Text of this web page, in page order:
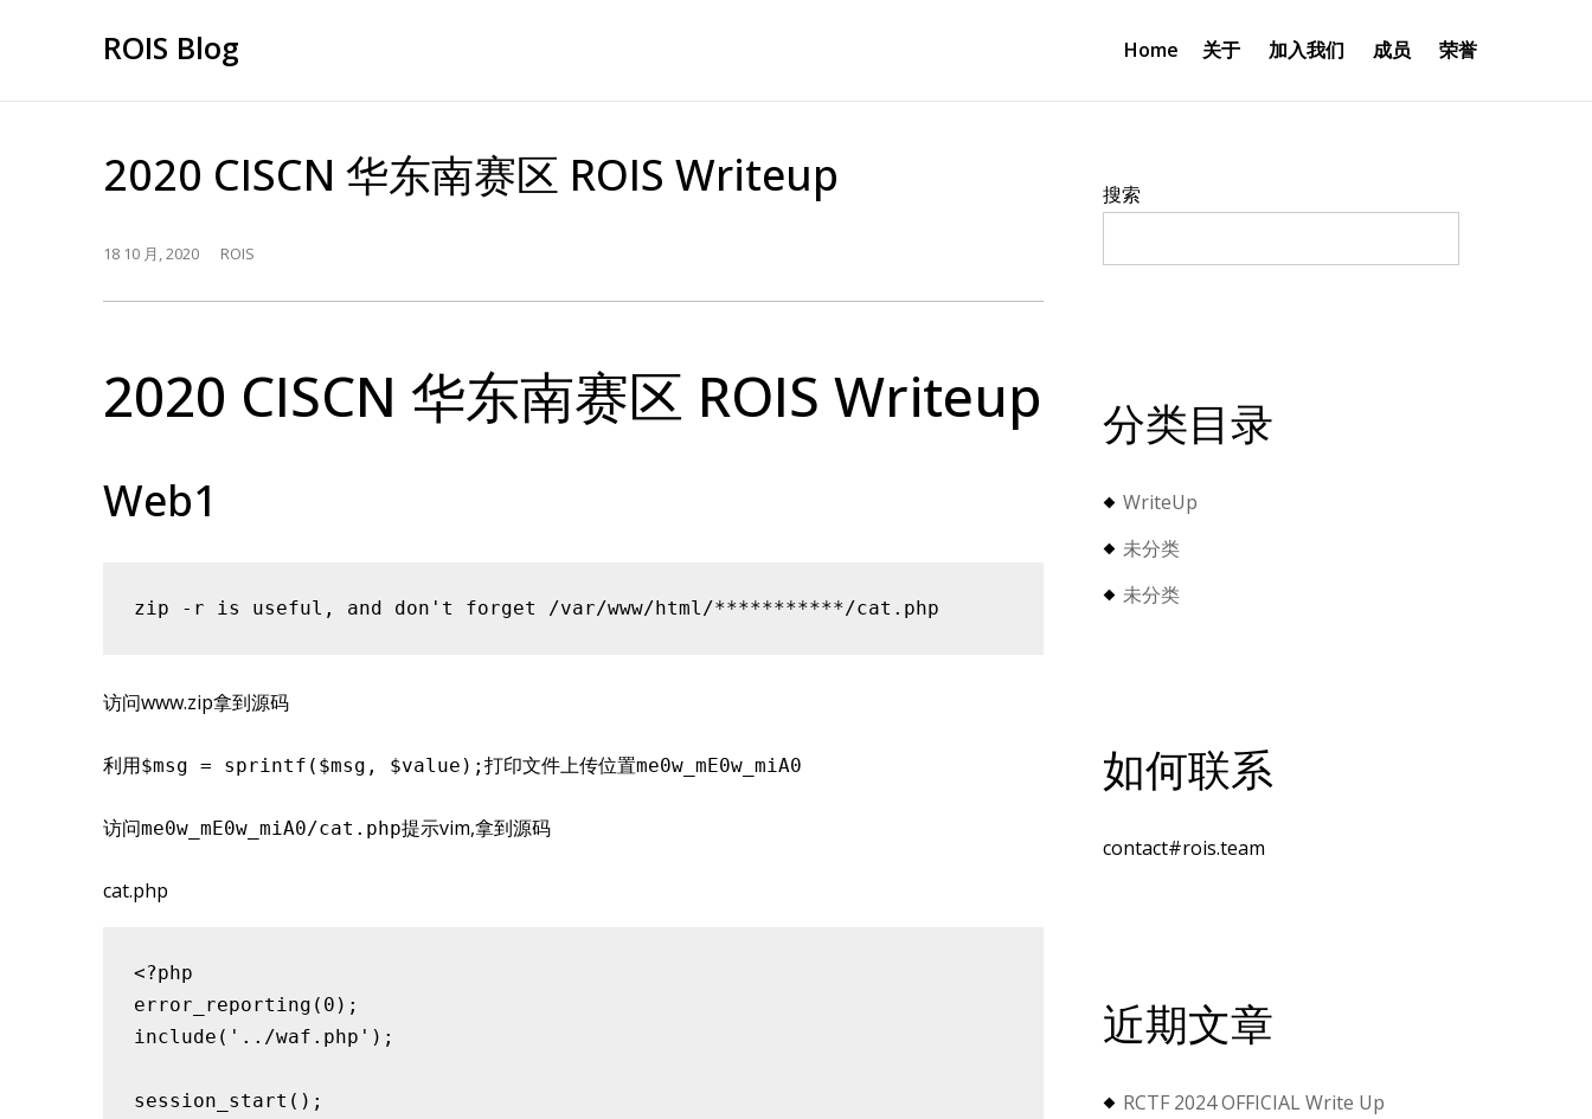
ROIS Blog Home 关于 加入我们 成员 荣誉
2020 CISCN 华东南赛区 ROIS Writeup
18 10 月, 2020 ROIS
2020 CISCN 华东南赛区 ROIS Writeup
Web1
访问www.zip拿到源码
利用$msg = sprintf($msg, $value); 打印文件上传位置me0w_mE0w_miA0
访问me0w_mE0w_miA0/cat.php提示vim,拿到源码
cat.php
<?php
error_reporting(0);
include('../waf.php');
session_start();
搜索
分类目录
WriteUp
未分类
未分类
如何联系
contact#rois.team
近期文章
RCTF 2024 OFFICIAL Write Up